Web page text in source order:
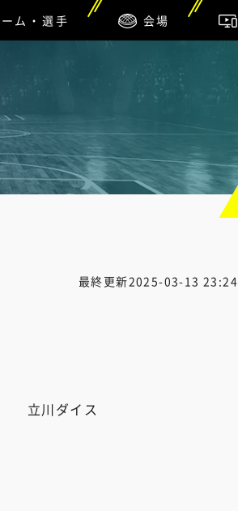
ム・選手 会場
最終更新2025-03-13 23:24
立川ダイス